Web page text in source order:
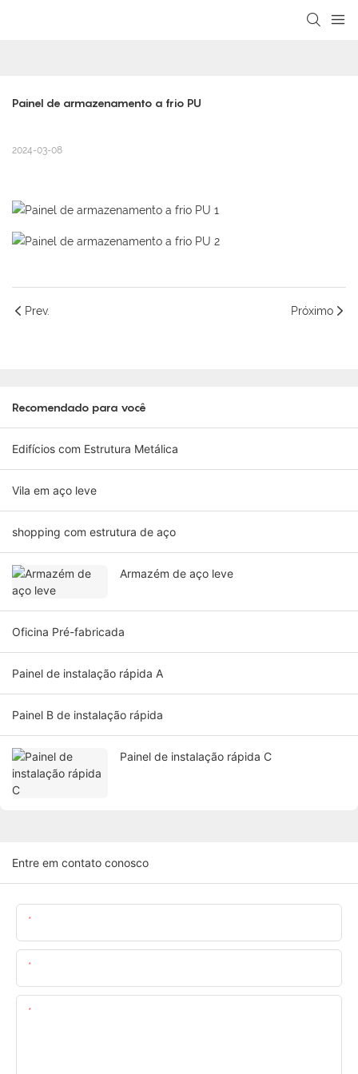
Painel de armazenamento a frio PU
2024-03-08
Prev. Próximo
Recomendado para você
Edifícios com Estrutura Metálica
Vila em aço leve
shopping com estrutura de aço
Armazém de aço leve
Oficina Pré-fabricada
Painel de instalação rápida A
Painel B de instalação rápida
Painel de instalação rápida C
Entre em contato conosco